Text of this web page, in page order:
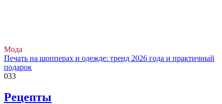
Мода
Печать на шопперах и одежде: тренд 2026 года и практичный
подарок
033
Рецепты